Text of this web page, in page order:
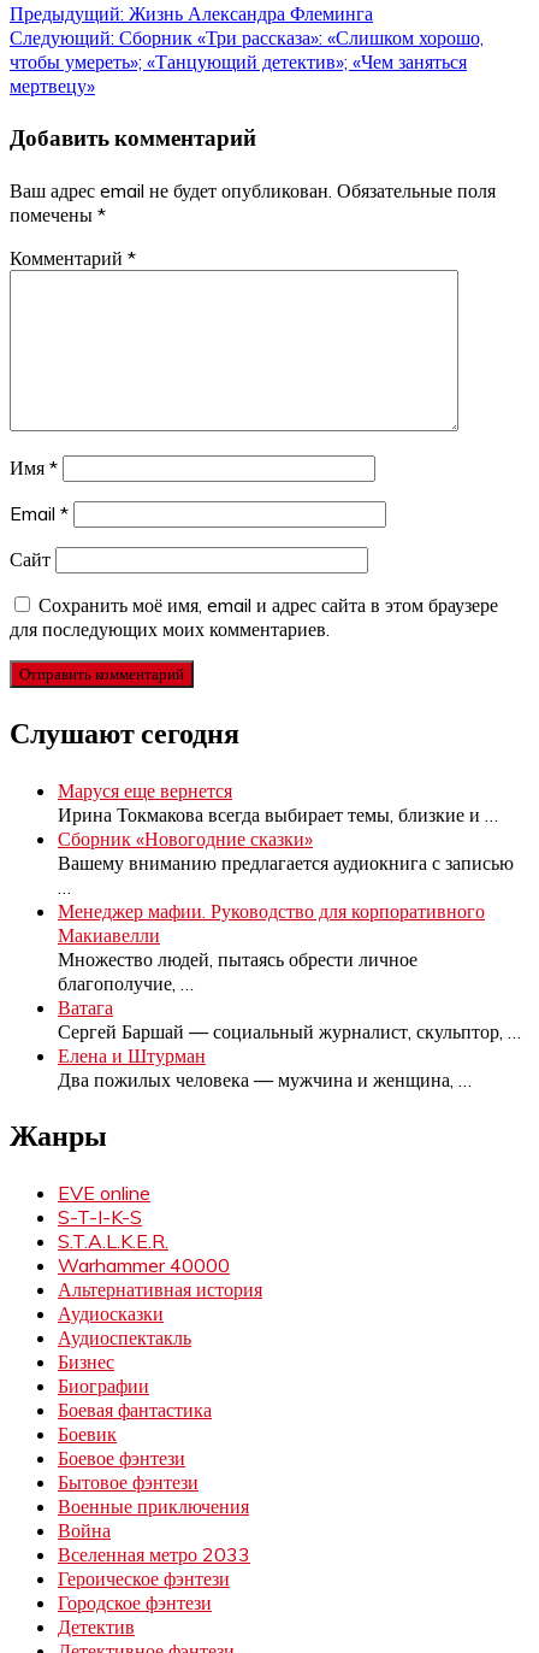
Навигация
по
записям
Предыдущий: Жизнь Александра Флеминга
Следующий: Сборник «Три рассказа»: «Слишком хорошо,
чтобы умереть»; «Танцующий детектив»; «Чем заняться
мертвецу»
Добавить комментарий
Ваш адрес email не будет опубликован. Обязательные поля
помечены *
Комментарий *
Имя *
Email *
Сайт
Сохранить моё имя, email и адрес сайта в этом браузере
для последующих моих комментариев.
Слушают сегодня
Маруся еще вернется
Ирина Токмакова всегда выбирает темы, близкие и
Сборник «Новогодние сказки»
Вашему вниманию предлагается аудиокнига с записью
Менеджер мафии. Руководство для корпоративного
Макиавелли
Множество людей, пытаясь обрести личное
благополучие,
Ватага
Сергей Баршай — социальный журналист, скульптор,
Елена и Штурман
Два пожилых человека — мужчина и женщина,
Жанры
EVE online
S-T-I-K-S
S.T.A.L.K.E.R.
Warhammer 40000
Альтернативная история
Аудиосказки
Аудиоспектакль
Бизнес
Биографии
Боевая фантастика
Боевик
Боевое фэнтези
Бытовое фэнтези
Военные приключения
Война
Вселенная метро 2033
Героическое фэнтези
Городское фэнтези
Детектив